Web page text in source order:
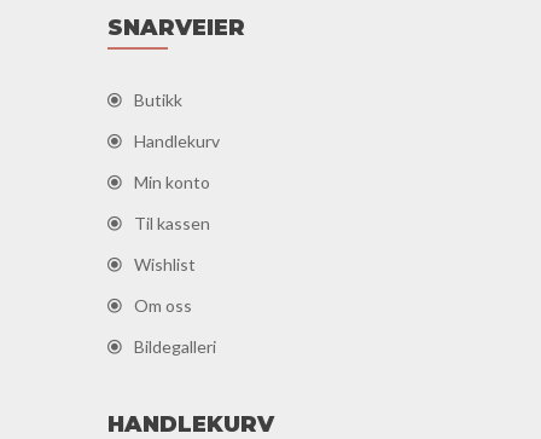
SNARVEIER
Butikk
Handlekurv
Min konto
Til kassen
Wishlist
Om oss
Bildegalleri
HANDLEKURV